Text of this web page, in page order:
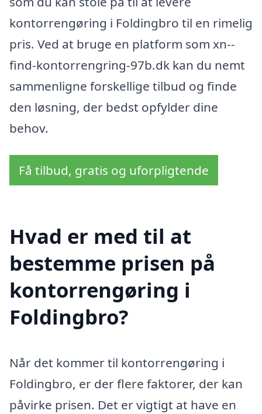
kontorrengøring i Foldingbro til en rimelig
pris. Ved at bruge en platform som xn--
find-kontorrengring-97b.dk kan du nemt
sammenligne forskellige tilbud og finde
den løsning, der bedst opfylder dine
behov.
Få tilbud, gratis og uforpligtende
Hvad er med til at
bestemme prisen på
kontorrengøring i
Foldingbro?
Når det kommer til kontorrengøring i
Foldingbro, er der flere faktorer, der kan
påvirke prisen. Det er vigtigt at have en